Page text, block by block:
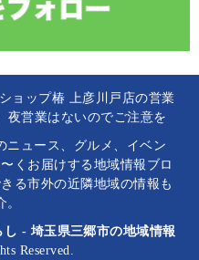
ョップ椿 上彦川戸店の営業
夜営業はないのでご注意を
ニュース、グルメ、イベン
くお届けする地域情報ブロ
る市外の近隣地域の情報も
。
し - 埼玉県三郷市の地域情報
Reserved.